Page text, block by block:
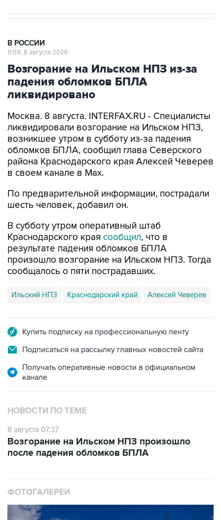
В РОССИИ
11:59, 8 августа 2026
Возгорание на Ильском НПЗ из-за
падения обломков БПЛА
ликвидировано
Москва. 8 августа. INTERFAX.RU - Специалисты
ликвидировали возгорание на Ильском НПЗ,
возникшее утром в субботу из-за падения
обломков БПЛА, сообщил глава Северского
района Краснодарского края Алексей Чеверев
в своем канале в Max.
По предварительной информации, пострадали
шесть человек, добавил он.
В субботу утром оперативный штаб
Краснодарского края сообщил, что в
результате падения обломков БПЛА
произошло возгорание на Ильском НПЗ. Тогда
сообщалось о пяти пострадавших.
Ильский НПЗ Краснодарский край Алексей Чеверев
Купить подписку на профессиональную ленту
Подписаться на рассылку главных новостей сайта
Получать оперативные новости в официальном
канале
НОВОСТИ ПО ТЕМЕ
8 августа 07:37
Возгорание на Ильском НПЗ произошло
после падения обломков БПЛА
ФОТОГАЛЕРЕИ